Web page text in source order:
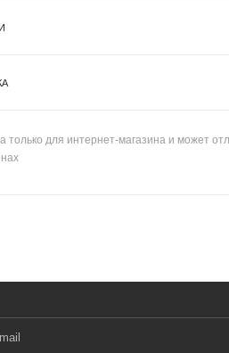
только для интернет-магазина и может